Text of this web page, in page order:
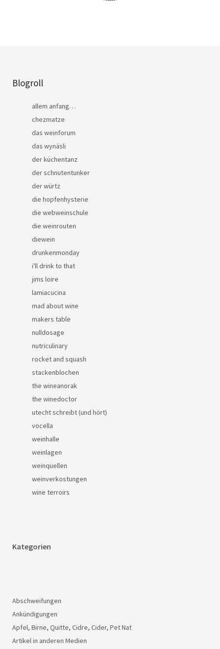
Blogroll
allem anfang…
chezmatze
das weinforum
das wynäsli
der küchentanz
der schnutentunker
der würtz
die hopfenhysterie
die webweinschule
die weinrouten
diewein
drunkenmonday
i'll drink to that
jims loire
lamiacucina
mad about wine
makers table
nulldosage
nutriculinary
rocket and squash
stackenblochen
the wineanorak
the winedoctor
utecht schreibt (und hört)
vocella
weinhalle
weinlagen
weinquellen
weinverkostungen
wine terroirs
Kategorien
Abschweifungen
Ankündigungen
Apfel, Birne, Quitte, Cidre, Cider, Pet Nat
Artikel in anderen Medien